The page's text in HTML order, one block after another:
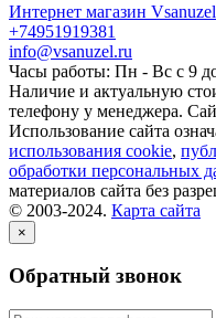
Интернет магазин
+74951919381
info@vsanuzel.ru
Часы работы: Пн - Вс с 9
Наличие и актуальную
телефону у менеджера.
Использование сайта
использования cookie,
обработки персональных
материалов сайта без
© 2003-2024. Карта сайта
×
Обратный звонок